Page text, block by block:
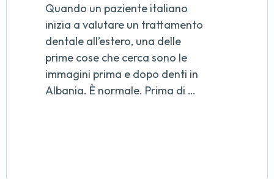
Quando un paziente italiano
inizia a valutare un trattamento
dentale all’estero, una delle
prime cose che cerca sono le
immagini prima e dopo denti in
Albania. È normale. Prima di …